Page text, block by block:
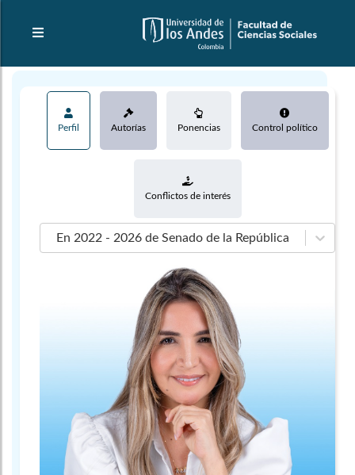
Perfil Autorías Ponencias Control político
Conflictos de interés
En 2022 - 2026 de Senado de la República